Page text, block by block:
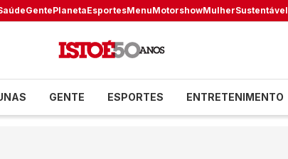
GentePlanetaEsportesMenuMotorshowMulherSustentável
GENTE ESPORTES ENTRETENIMENTO